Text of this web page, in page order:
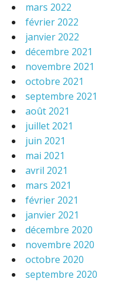
mars 2022
février 2022
janvier 2022
décembre 2021
novembre 2021
octobre 2021
septembre 2021
août 2021
juillet 2021
juin 2021
mai 2021
avril 2021
mars 2021
février 2021
janvier 2021
décembre 2020
novembre 2020
octobre 2020
septembre 2020